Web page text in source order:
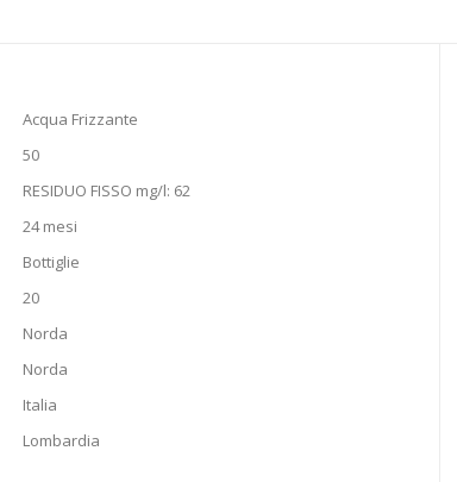
Acqua Frizzante
50
RESIDUO FISSO mg/l: 62
24 mesi
Bottiglie
20
Norda
Norda
Italia
Lombardia